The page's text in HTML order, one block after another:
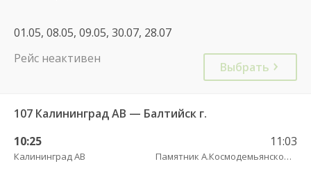
01.05, 08.05, 09.05, 30.07, 28.07
Рейс неактивен
Выбрать
107 Калининград АВ — Балтийск г.
10:25
Калининград АВ
11:03
Памятник А.Космодемьянскому(Балтийское шоссе) трасса